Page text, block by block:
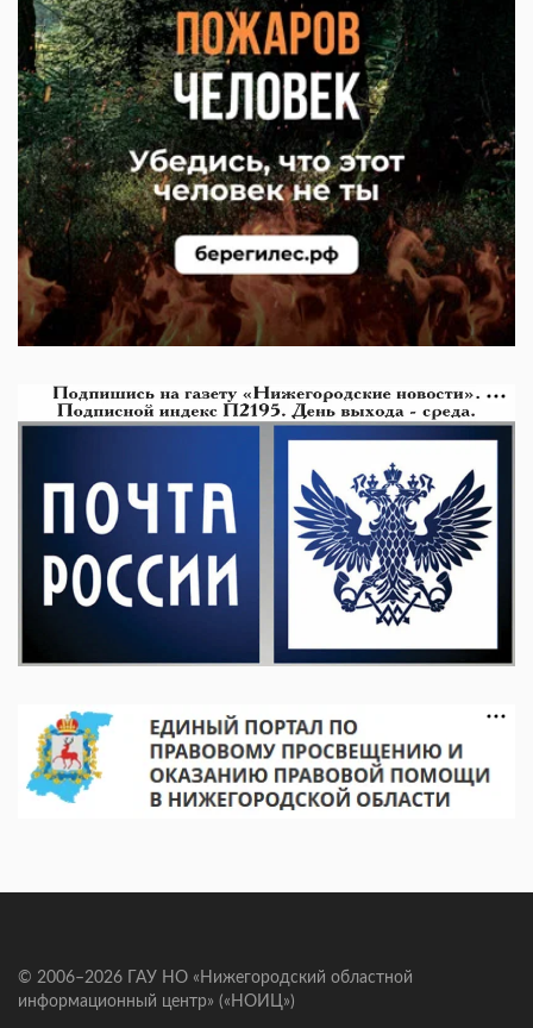
© 2006–2026 ГАУ НО «Нижегородский областной
информационный центр» («НОИЦ»)